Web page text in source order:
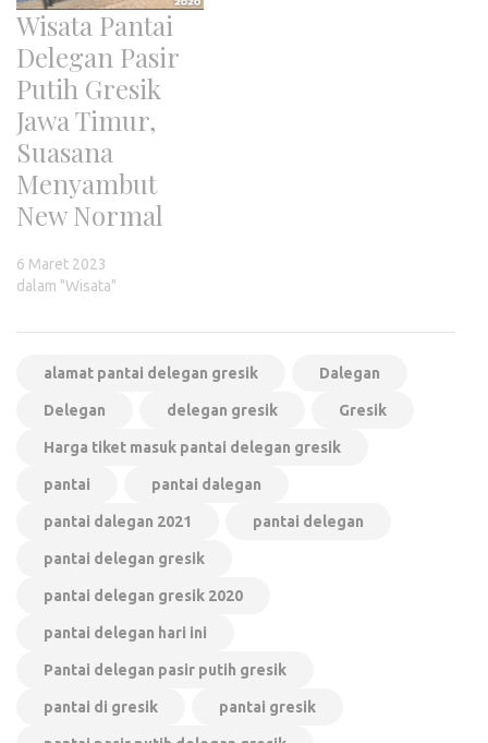
Wisata Pantai
Delegan Pasir
Putih Gresik
Jawa Timur,
Suasana
Menyambut
New Normal
6 Maret 2023
dalam "Wisata"
alamat pantai delegan gresik Dalegan
Delegan delegan gresik Gresik
Harga tiket masuk pantai delegan gresik
pantai pantai dalegan
pantai dalegan 2021 pantai delegan
pantai delegan gresik
pantai delegan gresik 2020
pantai delegan hari ini
Pantai delegan pasir putih gresik
pantai di gresik pantai gresik